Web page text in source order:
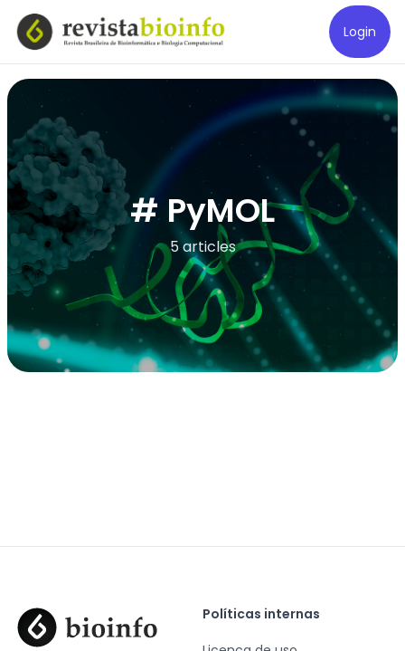
Login
# PyMOL
5 articles
Políticas internas